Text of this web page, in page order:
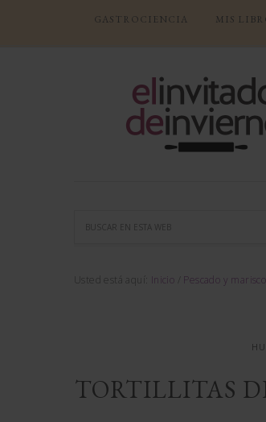
GASTROCIENCIA MIS
Usted está aquí: Inicio Pescado y marisco
TORTILLITAS